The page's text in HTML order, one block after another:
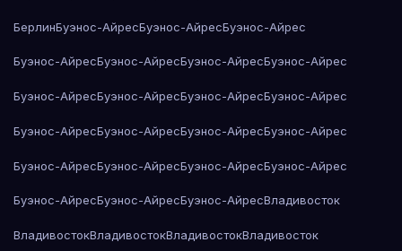
БерлинБуэнос-АйресБуэнос-АйресБуэнос-Айрес
Буэнос-АйресБуэнос-АйресБуэнос-АйресБуэнос-Айрес
Буэнос-АйресБуэнос-АйресБуэнос-АйресБуэнос-Айрес
Буэнос-АйресБуэнос-АйресБуэнос-АйресБуэнос-Айрес
Буэнос-АйресБуэнос-АйресБуэнос-АйресБуэнос-Айрес
Буэнос-АйресБуэнос-АйресБуэнос-АйресВладивосток
ВладивостокВладивостокВладивостокВладивосток